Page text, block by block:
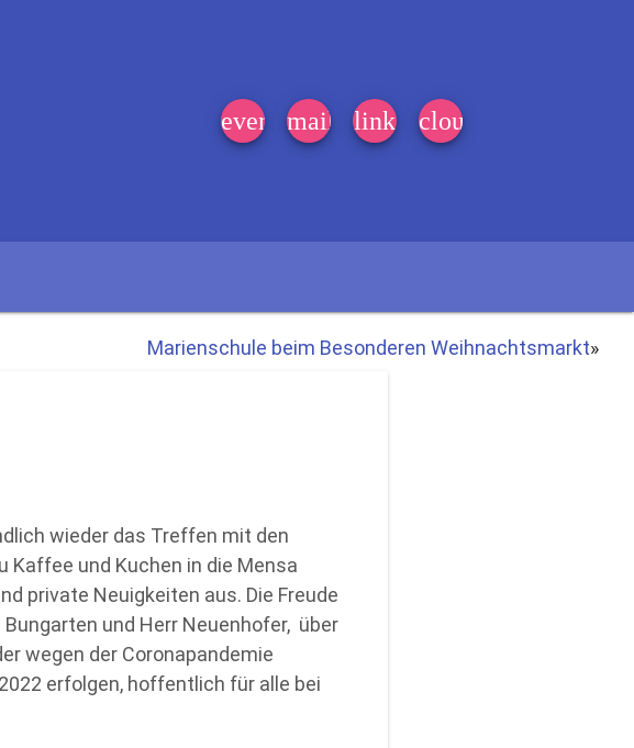
event_note
mail link cloud
Marienschule beim Besonderen Weihnachtsmarkt»
wieder das Treffen mit den
Kaffee und Kuchen in die Mensa
private Neuigkeiten aus. Die Freude
und Herr Neuenhofer, über
wegen der Coronapandemie
erfolgen, hoffentlich für alle bei